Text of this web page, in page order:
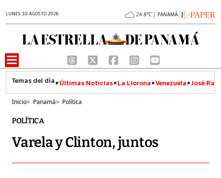
LUNES 10 AGOSTO 2026 24.8°C | PANAMÁ
Últimas Noticias La Llorona Venezuela José
Inicio> Panamá> Política
POLÍTICA
Varela y Clinton, juntos